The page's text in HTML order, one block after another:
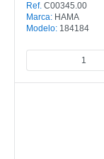
Ref. C00345.00
Marca: HAMA
Modelo: 184184